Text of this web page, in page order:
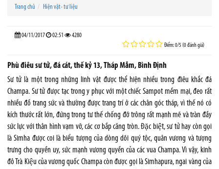
Trang chủ Hiện vật- tư liệu
04/11/2017 02:51 4280
Điểm: 0/5 (0 đánh giá)
Phù điêu sư tử, đá cát, thế kỷ 13, Tháp Mẫm, Bình Định
Sư tử là một trong những linh vật được thể hiện nhiều trong điêu khắc đá
Champa. Sư tử được tạc trong y phục với một chiếc Sampot mềm mại, đeo rất
nhiều đồ trang sức và thường được trang trí ở các chân góc tháp, vì thế nó có
kích thước rất lớn, đứng trong tư thế chống đỡ trông rất mạnh mẽ và tràn đầy
sức lực với thân hình vạm vỡ, các cơ bắp căng tròn. Đặc biệt, sư tử hay còn gọi
là Simha được coi là biểu tượng của dòng dõi quý tộc, quân vương và tượng
trưng cho quyền uy, sức mạnh vương quyền của các vua Champa. Vì vậy, kinh
đô Trà Kiệu của vương quốc Champa còn được gọi là Simhapura, ngai vàng của